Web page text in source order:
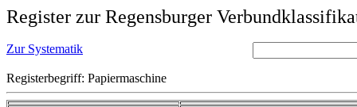
Register zur Regensburger
Zur Systematik
Registerbegriff: Papiermaschine